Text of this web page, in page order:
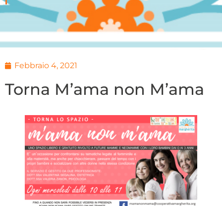
Febbraio 4, 2021
Torna M’ama non M’ama